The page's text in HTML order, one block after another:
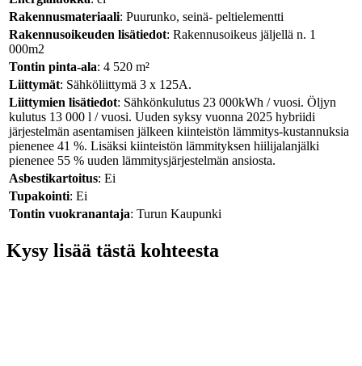
Rakennusmateriaali: Puurunko, seinä- peltielementti
Rakennusoikeuden lisätiedot: Rakennusoikeus jäljellä n. 1
000m2
Tontin pinta-ala: 4 520 m²
Liittymät: Sähköliittymä 3 x 125A.
Liittymien lisätiedot: Sähkönkulutus 23 000kWh / vuosi. Öljyn
kulutus 13 000 l / vuosi. Uuden syksy vuonna 2025 hybriidi
järjestelmän asentamisen jälkeen kiinteistön lämmitys-kustannuksia
pienenee 41 %. Lisäksi kiinteistön lämmityksen hiilijalanjälki
pienenee 55 % uuden lämmitysjärjestelmän ansiosta.
Asbestikartoitus: Ei
Tupakointi: Ei
Tontin vuokranantaja: Turun Kaupunki
Kysy lisää tästä kohteesta